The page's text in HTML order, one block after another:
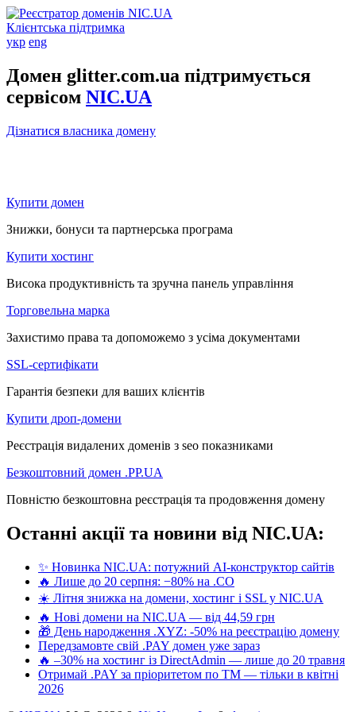
Клієнтська підтримка
укр eng
Домен glitter.com.ua підтримується
сервісом NIC.UA
Дізнатися власника домену
Купити домен
Знижки, бонуси та партнерська програма
Купити хостинг
Висока продуктивність та зручна панель управління
Торговельна марка
Захистимо права та допоможемо з усіма документами
SSL-сертифікати
Гарантія безпеки для ваших клієнтів
Купити дроп-домени
Реєстрація видалених доменів з seo показниками
Безкоштовний домен .PP.UA
Повністю безкоштовна реєстрація та продовження домену
Останні акції та новини від NIC.UA:
✨ Новинка NIC.UA: потужний AI-конструктор сайтів
🔥 Лише до 20 серпня: −80% на .CO
☀️ Літня знижка на домени, хостинг і SSL у NIC.UA
🔥 Нові домени на NIC.UA — від 44,59 грн
🎁 День народження .XYZ: -50% на реєстрацію домену
Передзамовте свій .PAY домен уже зараз
🔥 –30% на хостинг із DirectAdmin — лише до 20 травня
Отримай .PAY за пріоритетом по ТМ — тільки в квітні
2026